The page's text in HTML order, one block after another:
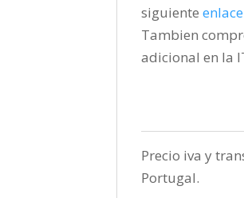
siguienteenlace
Tambien
adicional en la
Precio iva y
Portugal.